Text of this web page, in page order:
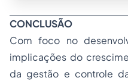
CONCLUSÃO
Com foco no
implicações do
da gestão e controle